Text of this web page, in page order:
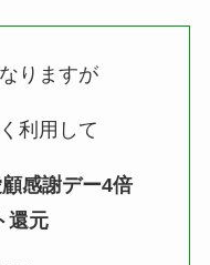
りますが
利用して
感謝デー4倍
還元